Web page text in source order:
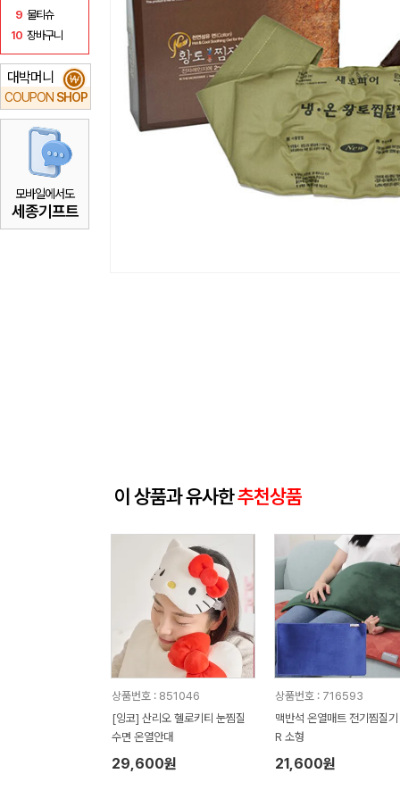
9 물티슈
10 장바구니
대박머니
COUPON SHOP
₩
모바일에서도
세종기프트
이 상품과 유사한추천상품
상품번호 : 851046
[잉코] 산리오 헬로키티 눈찜질
수면 온열안대
29,600원
상품번호 : 716593
맥반석 온열매트 전기찜질
R 소형
21,600원